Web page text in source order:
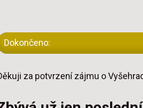
Dokončeno:
za potvrzení zájmu o